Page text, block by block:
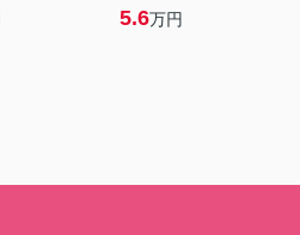
5.6万円